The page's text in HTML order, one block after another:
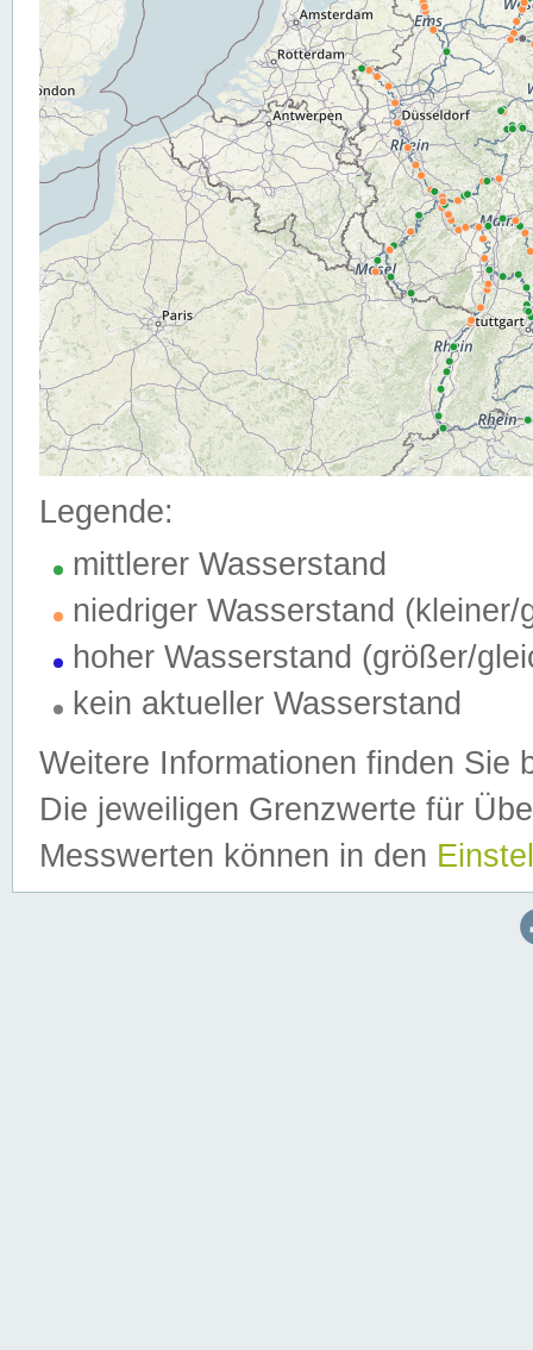
Legende:
mittlerer Wasserstand
niedriger Wasserstand (kleiner/
hoher Wasserstand (größer/
kein aktueller Wasserstand
Weitere Informationen finden Sie
Die jeweiligen Grenzwerte für
Messwerten können in den